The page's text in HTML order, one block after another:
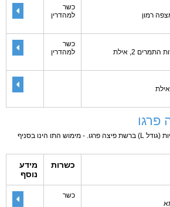
כשר
למהדרין
2, אילת
כשר
למהדרין
פרגו
התו מקנה שתי פיצות משפחתיות (גודל L) ברשת פיצה פרגו. - מימוש התו הינו בסניף
כשרות
מידע
נוסף
כשר